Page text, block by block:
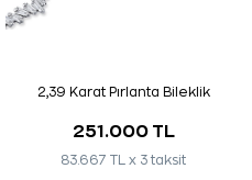
2,39 Karat Pırlanta Bileklik
251.000 TL
83.667 TL x 3 taksit